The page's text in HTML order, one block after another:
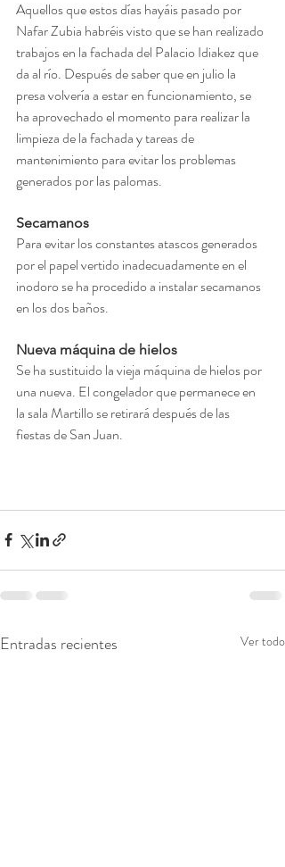
Aquellos que estos días hayáis pasado por
Nafar Zubia habréis visto que se han realizado
trabajos en la fachada del Palacio Idiakez que
da al río. Después de saber que en julio la
presa volvería a estar en funcionamiento, se
ha aprovechado el momento para realizar la
limpieza de la fachada y tareas de
mantenimiento para evitar los problemas
generados por las palomas.
Secamanos
Para evitar los constantes atascos generados
por el papel vertido inadecuadamente en el
inodoro se ha procedido a instalar secamanos
en los dos baños.
Nueva máquina de hielos
Se ha sustituido la vieja máquina de hielos por
una nueva. El congelador que permanece en
la sala Martillo se retirará después de las
fiestas de San Juan.
Entradas recientes Ver todo